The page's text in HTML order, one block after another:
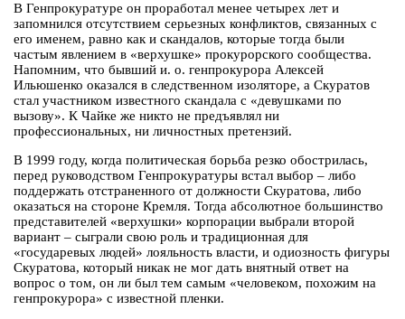
В Генпрокуратуре он проработал менее четырех лет и
запомнился отсутствием серьезных конфликтов, связанных с
его именем, равно как и скандалов, которые тогда были
частым явлением в «верхушке» прокурорского сообщества.
Напомним, что бывший и. о. генпрокурора Алексей
Ильюшенко оказался в следственном изоляторе, а Скуратов
стал участником известного скандала с «девушками по
вызову». К Чайке же никто не предъявлял ни
профессиональных, ни личностных претензий.
В 1999 году, когда политическая борьба резко обострилась,
перед руководством Генпрокуратуры встал выбор – либо
поддержать отстраненного от должности Скуратова, либо
оказаться на стороне Кремля. Тогда абсолютное большинство
представителей «верхушки» корпорации выбрали второй
вариант – сыграли свою роль и традиционная для
«государевых людей» лояльность власти, и одиозность фигуры
Скуратова, который никак не мог дать внятный ответ на
вопрос о том, он ли был тем самым «человеком, похожим на
генпрокурора» с известной пленки.